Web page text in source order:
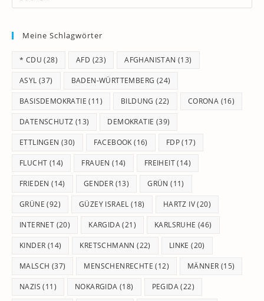
Meine Schlagwörter
* CDU (28) AFD (23) AFGHANISTAN (13)
ASYL (37) BADEN-WÜRTTEMBERG (24)
BASISDEMOKRATIE (11) BILDUNG (22) CORONA (16)
DATENSCHUTZ (13) DEMOKRATIE (39)
ETTLINGEN (30) FACEBOOK (16) FDP(17)
FLUCHT (14) FRAUEN (14) FREIHEIT(14)
FRIEDEN (14) GENDER (13) GRÜN (11)
GRÜNE (92) GÜZEY ISRAEL (18) HARTZ IV(20)
INTERNET (20) KARGIDA(21) KARLSRUHE (46)
KINDER (14) KRETSCHMANN (22) LINKE (20)
MALSCH (37) MENSCHENRECHTE (12) MÄNNER (15)
NAZIS (11) NOKARGIDA (18) PEGIDA(22)